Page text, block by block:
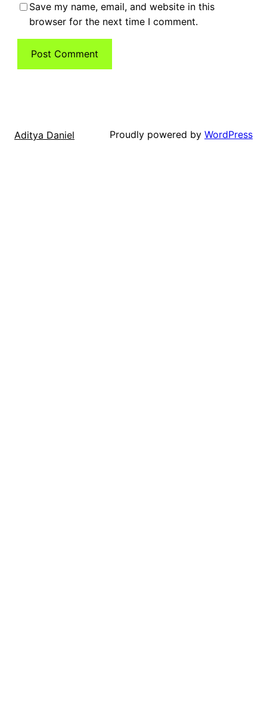
Save my name, email, and website in this
browser for the next time I comment.
Aditya Daniel Proudly powered by WordPress